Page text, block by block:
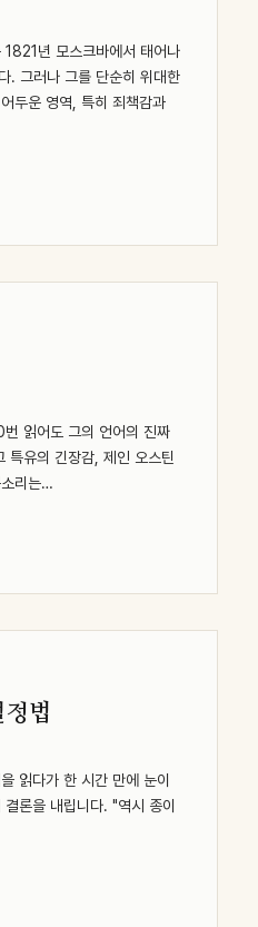
1821년 모스크바에서 태어나
. 그러나 그를 단순히 위대한
두운 영역, 특히 죄책감과
읽어도 그의 언어의 진짜
특유의 긴장감, 제인 오스틴
리는…
법
읽다가 한 시간 만에 눈이
론을 내립니다. "역시 종이